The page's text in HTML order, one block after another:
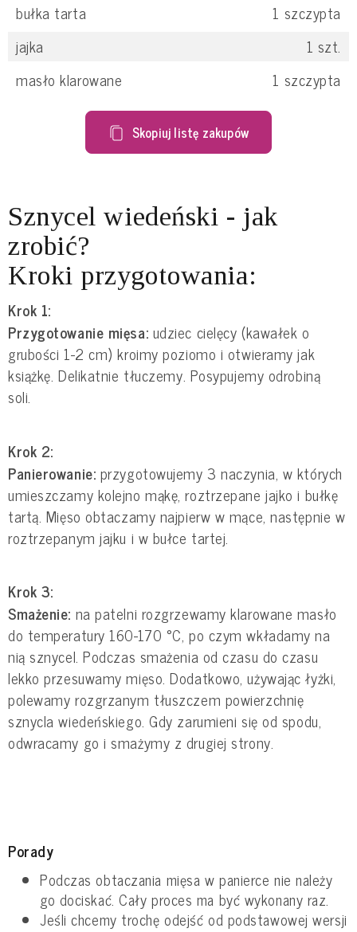
bułka tarta
1 szczypta
jajka
1 szt.
masło klarowane
1 szczypta
Skopiuj listę zakupów
Sznycel wiedeński - jak
zrobić?
Kroki przygotowania:
Krok 1:
Przygotowanie mięsa: udziec cielęcy (kawałek o
grubości 1-2 cm) kroimy poziomo i otwieramy jak
książkę. Delikatnie tłuczemy. Posypujemy odrobiną
soli.
Krok 2:
Panierowanie: przygotowujemy 3 naczynia, w których
umieszczamy kolejno mąkę, roztrzepane jajko i bułkę
tartą. Mięso obtaczamy najpierw w mące, następnie w
roztrzepanym jajku i w bułce tartej.
Krok 3:
Smażenie: na patelni rozgrzewamy klarowane masło
do temperatury 160-170 °C, po czym wkładamy na
nią sznycel. Podczas smażenia od czasu do czasu
lekko przesuwamy mięso. Dodatkowo, używając łyżki,
polewamy rozgrzanym tłuszczem powierzchnię
sznycla wiedeńskiego. Gdy zarumieni się od spodu,
odwracamy go i smażymy z drugiej strony.
Porady
Podczas obtaczania mięsa w panierce nie należy
go dociskać. Cały proces ma być wykonany raz.
Jeśli chcemy trochę odejść od podstawowej wersji